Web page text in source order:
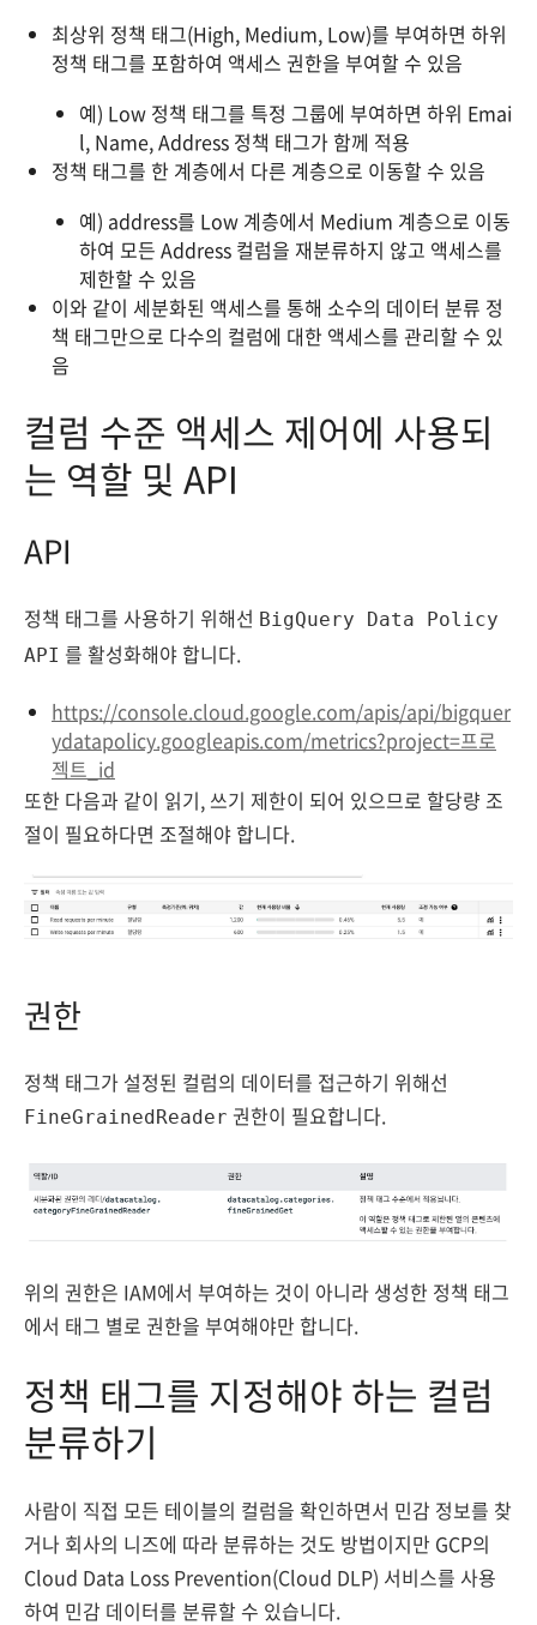
최상위 정책 태그(High, Medium, Low)를 부여하면 하위
정책 태그를 포함하여 액세스 권한을 부여할 수 있음
예) Low 정책 태그를 특정 그룹에 부여하면 하위 Emai
l, Name, Address 정책 태그가 함께 적용
정책 태그를 한 계층에서 다른 계층으로 이동할 수 있음
예) address를 Low 계층에서 Medium 계층으로 이동
하여 모든 Address 컬럼을 재분류하지 않고 액세스를
제한할 수 있음
이와 같이 세분화된 액세스를 통해 소수의 데이터 분류 정
책 태그만으로 다수의 컬럼에 대한 액세스를 관리할 수 있
음
컬럼 수준 액세스 제어에 사용되
는 역할 및 API
API
정책 태그를 사용하기 위해선 BigQuery Data Policy
API 를 활성화해야 합니다.
https://console.cloud.google.com/apis/api/bigquer
ydatapolicy.googleapis.com/metrics?project=프로
젝트_id
또한 다음과 같이 읽기, 쓰기 제한이 되어 있으므로 할당량 조
절이 필요하다면 조절해야 합니다.
권한
정책 태그가 설정된 컬럼의 데이터를 접근하기 위해선
FineGrainedReader 권한이 필요합니다.
위의 권한은 IAM에서 부여하는 것이 아니라 생성한 정책 태그
에서 태그 별로 권한을 부여해야만 합니다.
정책 태그를 지정해야 하는 컬럼
분류하기
사람이 직접 모든 테이블의 컬럼을 확인하면서 민감 정보를 찾
거나 회사의 니즈에 따라 분류하는 것도 방법이지만 GCP의
Cloud Data Loss Prevention(Cloud DLP) 서비스를 사용
하여 민감 데이터를 분류할 수 있습니다.